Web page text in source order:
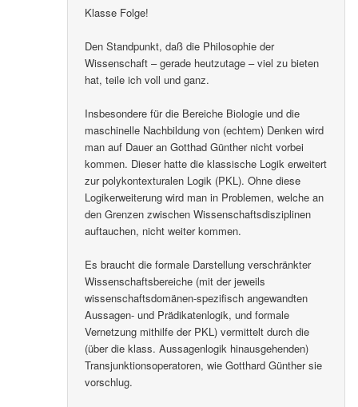
Klasse Folge!
Den Standpunkt, daß die Philosophie der
Wissenschaft – gerade heutzutage – viel zu bieten
hat, teile ich voll und ganz.
Insbesondere für die Bereiche Biologie und die
maschinelle Nachbildung von (echtem) Denken wird
man auf Dauer an Gotthad Günther nicht vorbei
kommen. Dieser hatte die klassische Logik erweitert
zur polykontexturalen Logik (PKL). Ohne diese
Logikerweiterung wird man in Problemen, welche an
den Grenzen zwischen Wissenschaftsdisziplinen
auftauchen, nicht weiter kommen.
Es braucht die formale Darstellung verschränkter
Wissenschaftsbereiche (mit der jeweils
wissenschaftsdomänen-spezifisch angewandten
Aussagen- und Prädikatenlogik, und formale
Vernetzung mithilfe der PKL) vermittelt durch die
(über die klass. Aussagenlogik hinausgehenden)
Transjunktionsoperatoren, wie Gotthard Günther sie
vorschlug.